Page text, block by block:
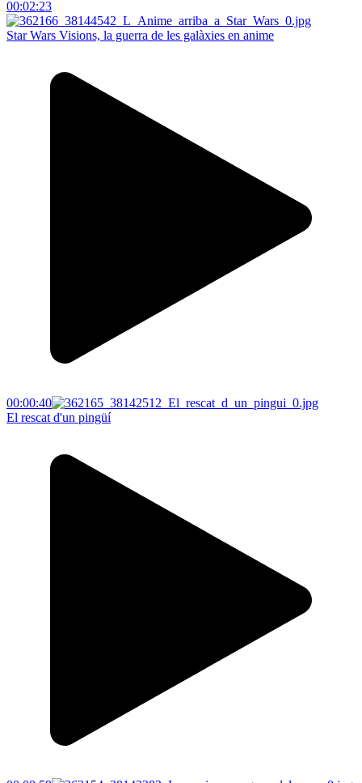
00:02:23
Star Wars Visions, la guerra de les galàxies en anime
00:00:40
El rescat d'un pingüí